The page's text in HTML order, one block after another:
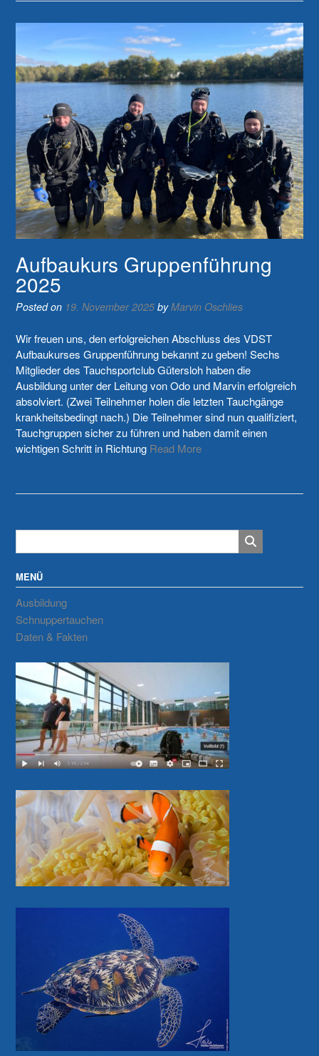
Aufbaukurs Gruppenführung
2025
Posted on 19. November 2025 byMarvin Oschlies
Wir freuen uns, den erfolgreichen Abschluss des VDST
Aufbaukurses Gruppenführung bekannt zu geben! Sechs
Mitglieder des Tauchsportclub Gütersloh haben die
Ausbildung unter der Leitung von Odo und Marvin erfolgreich
absolviert. (Zwei Teilnehmer holen die letzten Tauchgänge
krankheitsbedingt nach.) Die Teilnehmer sind nun qualifiziert,
Tauchgruppen sicher zu führen und haben damit einen
wichtigen Schritt in Richtung Read More
MENÜ
Ausbildung
Schnuppertauchen
Daten & Fakten